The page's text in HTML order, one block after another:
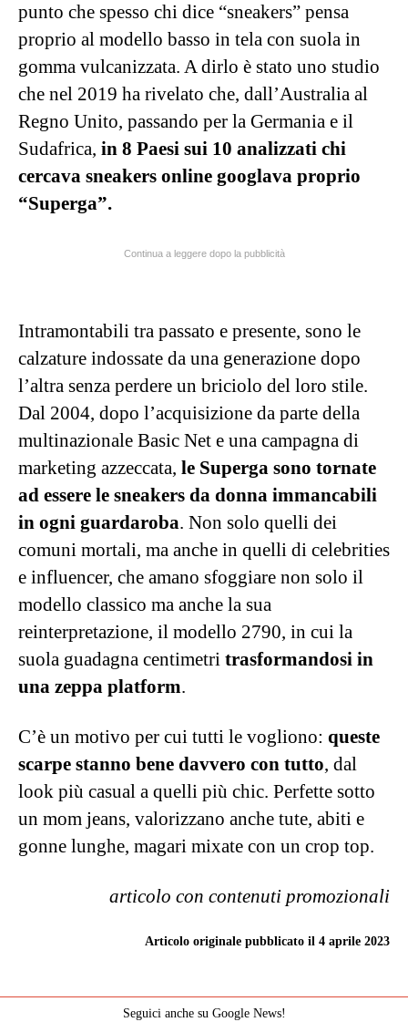
punto che spesso chi dice “sneakers” pensa
proprio al modello basso in tela con suola in
gomma vulcanizzata. A dirlo è stato uno studio
che nel 2019 ha rivelato che, dall’Australia al
Regno Unito, passando per la Germania e il
Sudafrica, in 8 Paesi sui 10 analizzati chi
cercava sneakers online googlava proprio
“Superga”.
Continua a leggere dopo la pubblicità
Intramontabili tra passato e presente, sono le
calzature indossate da una generazione dopo
l’altra senza perdere un briciolo del loro stile.
Dal 2004, dopo l’acquisizione da parte della
multinazionale Basic Net e una campagna di
marketing azzeccata, le Superga sono tornate
ad essere le sneakers da donna immancabili
in ogni guardaroba. Non solo quelli dei
comuni mortali, ma anche in quelli di celebrities
e influencer, che amano sfoggiare non solo il
modello classico ma anche la sua
reinterpretazione, il modello 2790, in cui la
suola guadagna centimetri trasformandosi in
una zeppa platform.
C’è un motivo per cui tutti le vogliono: queste
scarpe stanno bene davvero con tutto, dal
look più casual a quelli più chic. Perfette sotto
un mom jeans, valorizzano anche tute, abiti e
gonne lunghe, magari mixate con un crop top.
articolo con contenuti promozionali
Articolo originale pubblicato il 4 aprile 2023
Seguici anche su Google News!